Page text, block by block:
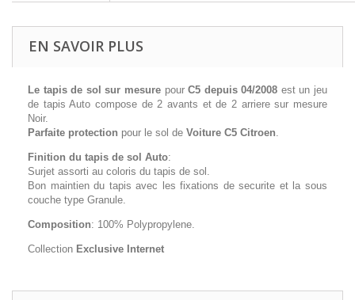
EN SAVOIR PLUS
Le tapis de sol sur mesurepourC5 depuis 04/2008 est un jeu
de tapis Auto compose de 2 avants et de 2 arriere sur mesure
Noir.
Parfaite protection pour le sol de Voiture C5 Citroen.
Finition du tapis de sol Auto:
Surjet assorti au coloris du tapis de sol.
Bon maintien du tapis avec les fixations de securite et la sous
couche type Granule.
Composition: 100% Polypropylene.
Collection Exclusive Internet